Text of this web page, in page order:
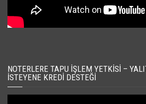
NOTERLERE TAPU İŞLEM YETKISI –
İSTEYENE KREDI DESTEĞI